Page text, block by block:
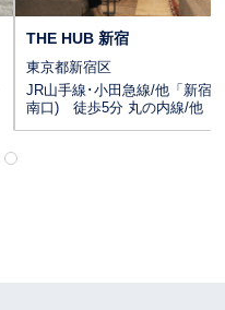
THE HUB 新宿
東京都新宿区
JR山手線･小田急線/他「新宿
南口) 徒歩5分 丸の内線/他「